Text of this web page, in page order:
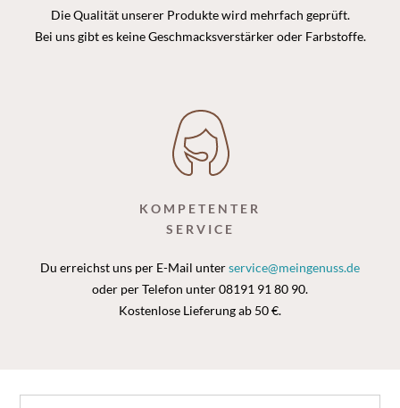
Die Qualität unserer Produkte wird mehrfach geprüft.
Bei uns gibt es keine Geschmacksverstärker oder Farbstoffe.
KOMPETENTER
SERVICE
Du erreichst uns per E-Mail unterservice@meingenuss.de
oder per Telefon unter 08191 91 80 90.
Kostenlose Lieferung ab 50 €.